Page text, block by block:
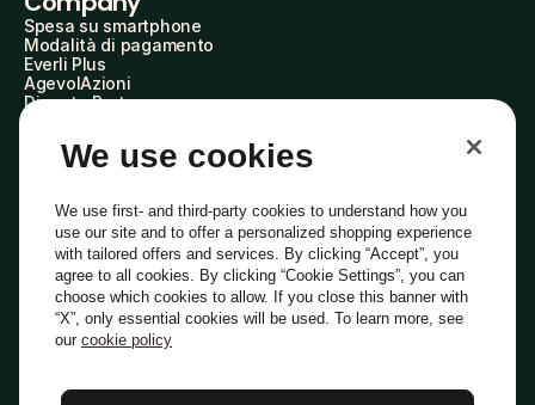
Spesa su smartphone
Modalità di pagamento
Everli Plus
AgevolAzioni
Diventa Partner
Everli Shoppers
About Us
Everli News
Domande frequenti
Lavora con noi
Diventa Shopper
Investitori
PrivacyCookiePreferenze Cookie
Termini e CondizioniCodice Etico
Indirizzo PEC: everli@pec.it - indirizzo DPO: dpo@everli.com
Italiano
We use cookies
We use first- and third-party cookies to understand how you
use our site and to offer a personalized shopping experience
with tailored offers and services. By clicking “Accept”, you
agree to all cookies. By clicking “Cookie Settings”, you can
choose which cookies to allow. If you close this banner with
“X”, only essential cookies will be used. To learn more, see
our cookie policy